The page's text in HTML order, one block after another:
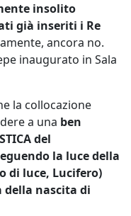
insolito
già inseriti i Re
ancora no.
inaugurato in Sala
la collocazione
a una ben
del
la luce della
di luce, Lucifero)
nascita di